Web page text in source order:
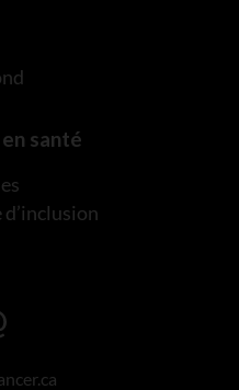
santé
d’inclusion